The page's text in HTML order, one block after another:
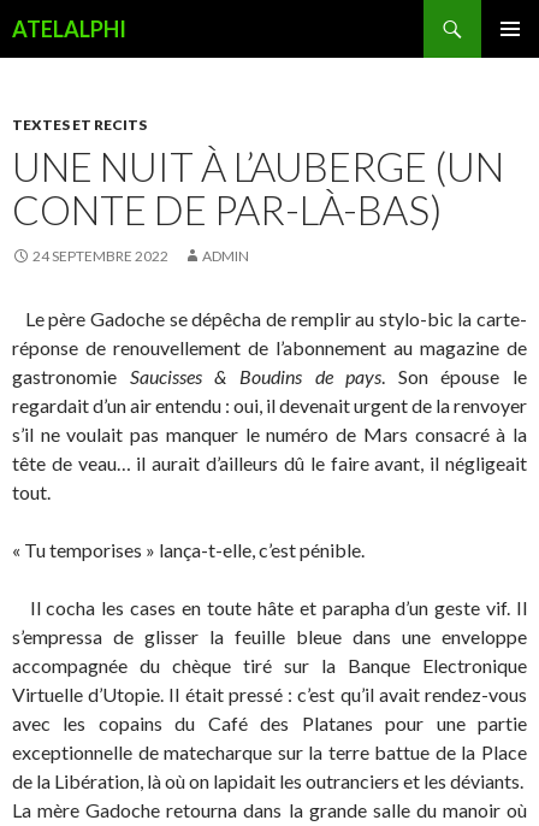
ATELALPHI
PRINCIPAL
TEXTES ET RECITS
UNE NUIT À L’AUBERGE (UN
CONTE DE PAR-LÀ-BAS)
24 SEPTEMBRE 2022 ADMIN
Le père Gadoche se dépêcha de remplir au stylo-bic la carte-
réponse de renouvellement de l’abonnement au magazine de
gastronomie Saucisses & Boudins de pays. Son épouse le
regardait d’un air entendu : oui, il devenait urgent de la renvoyer
s’il ne voulait pas manquer le numéro de Mars consacré à la
tête de veau… il aurait d’ailleurs dû le faire avant, il négligeait
tout.
« Tu temporises » lança-t-elle, c’est pénible.
Il cocha les cases en toute hâte et parapha d’un geste vif. Il
s’empressa de glisser la feuille bleue dans une enveloppe
accompagnée du chèque tiré sur la Banque Electronique
Virtuelle d’Utopie. Il était pressé : c’est qu’il avait rendez-vous
avec les copains du Café des Platanes pour une partie
exceptionnelle de matecharque sur la terre battue de la Place
de la Libération, là où on lapidait les outranciers et les déviants.
La mère Gadoche retourna dans la grande salle du manoir où